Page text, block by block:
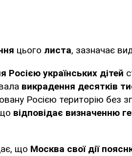
цього листа, зазначає
Росією українських дітей
викрадення десятків
Росією територію без
відповідає визначенню
що Москва свої дії